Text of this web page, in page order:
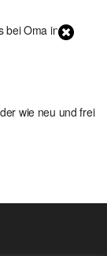
bei Oma in 1
wie neu und frei